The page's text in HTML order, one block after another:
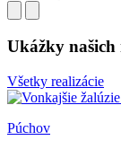
Ukážky našich
Všetky realizácie
Púchov